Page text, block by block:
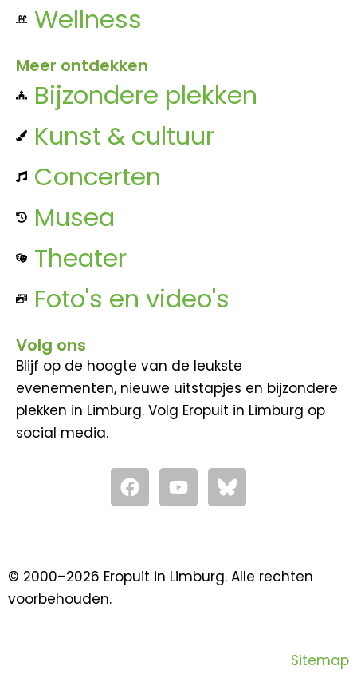
Wellness
Meer ontdekken
Bijzondere plekken
Kunst & cultuur
Concerten
Musea
Theater
Foto's en video's
Volg ons
Blijf op de hoogte van de leukste
evenementen, nieuwe uitstapjes en bijzondere
plekken in Limburg. Volg Eropuit in Limburg op
social media.
F
a
c
o
Y
o
u
b
© 2000–2026 Eropuit in Limburg. Alle rechten
voorbehouden.
Sitemap